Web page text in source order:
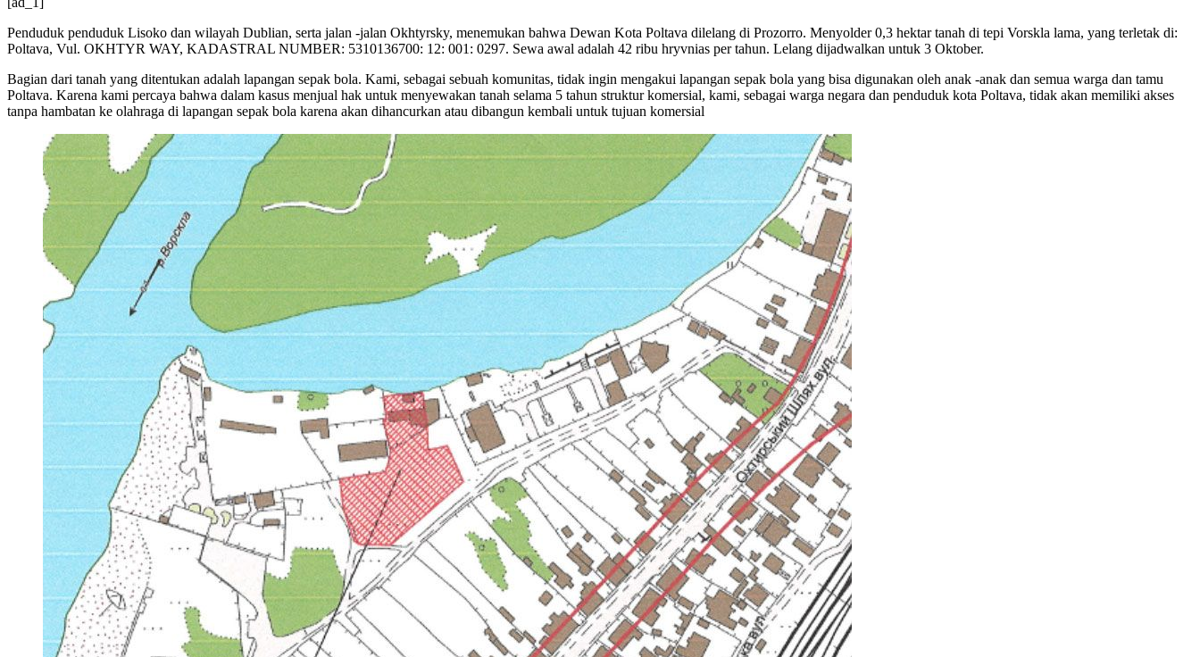
Penduduk penduduk Lisoko dan wilayah Dublian, serta jalan -jalan Okhtyrsky, menemukan bahwa Dewan Kota Poltava dilelang di Prozorro. Menyolder 0,3 hektar tanah di tepi Vorskla lama, yang terletak di:
Poltava, Vul. OKHTYR WAY, KADASTRAL NUMBER: 5310136700: 12: 001: 0297. Sewa awal adalah 42 ribu hryvnias per tahun. Lelang dijadwalkan untuk 3 Oktober.
Bagian dari tanah yang ditentukan adalah lapangan sepak bola. Kami, sebagai sebuah komunitas, tidak ingin mengakui lapangan sepak bola yang bisa digunakan oleh anak -anak dan semua warga dan tamu
Poltava. Karena kami percaya bahwa dalam kasus menjual hak untuk menyewakan tanah selama 5 tahun struktur komersial, kami, sebagai warga negara dan penduduk kota Poltava, tidak akan memiliki akses
tanpa hambatan ke olahraga di lapangan sepak bola karena akan dihancurkan atau dibangun kembali untuk tujuan komersial